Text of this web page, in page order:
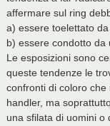
affermare sul ring
a) essere toelettato
b) essere condotto da
Le esposizioni sono
queste tendenze le
confronti di coloro
handler, ma
una sfilata di uomini o